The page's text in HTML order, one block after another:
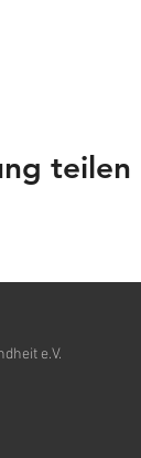
teilen
e.V.